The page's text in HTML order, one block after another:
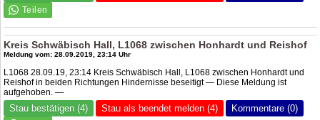
Kreis Schwäbisch Hall, L1068 zwischen Honhardt und Reishof
Meldung vom: 28.09.2019, 23:14 Uhr
L1068 28.09.19, 23:14 Kreis Schwäbisch Hall, L1068 zwischen Honhardt und
Reishof in beiden Richtungen Hindernisse beseitigt — Diese Meldung ist
aufgehoben. —
Stau bestätigen (4) Stau als beendet melden (4) Kommentare (0)